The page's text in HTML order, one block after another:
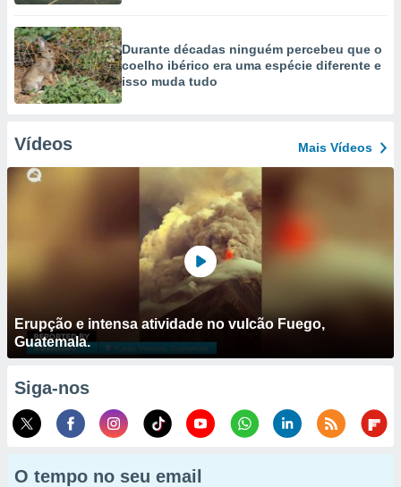
Durante décadas ninguém percebeu que o
coelho ibérico era uma espécie diferente e
isso muda tudo
Vídeos Mais Vídeos
Erupção e intensa atividade no vulcão Fuego,
Guatemala.
Siga-nos
O tempo no seu email